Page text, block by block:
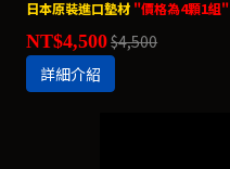
日本原裝進口墊材 "價格為4顆1組"
NT$4,500$4,500
詳細介紹